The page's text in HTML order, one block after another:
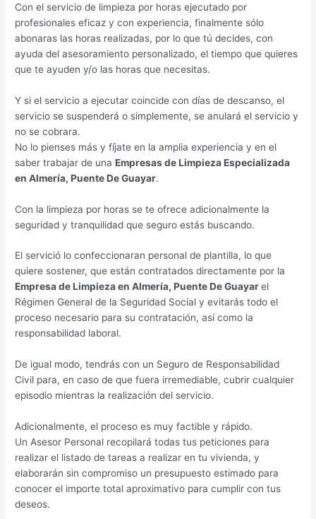
Con el servicio de limpieza por horas ejecutado por
profesionales eficaz y con experiencia, finalmente sólo
abonaras las horas realizadas, por lo que tú decides, con
ayuda del asesoramiento personalizado, el tiempo que quieres
que te ayuden y/o las horas que necesitas.
Y si el servicio a ejecutar coincide con días de descanso, el
servicio se suspenderá o simplemente, se anulará el servicio y
no se cobrara.
No lo pienses más y fíjate en la amplia experiencia y en el
saber trabajar de unaEmpresas de Limpieza Especializada
en Almería, Puente De Guayar.
Con la limpieza por horas se te ofrece adicionalmente la
seguridad y tranquilidad que seguro estás buscando.
El servició lo confeccionaran personal de plantilla, lo que
quiere sostener, que están contratados directamente por la
Empresa de Limpieza en Almería, Puente De Guayarel
Régimen General de la Seguridad Social y evitarás todo el
proceso necesario para su contratación, así como la
responsabilidad laboral.
De igual modo, tendrás con un Seguro de Responsabilidad
Civil para, en caso de que fuera irremediable, cubrir cualquier
episodio mientras la realización del servicio.
Adicionalmente, el proceso es muy factible y rápido.
Un Asesor Personal recopilará todas tus peticiones para
realizar el listado de tareas a realizar en tu vivienda, y
elaborarán sin compromiso un presupuesto estimado para
conocer el importe total aproximativo para cumplir con tus
deseos.